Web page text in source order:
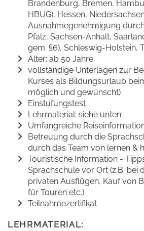
Brandenburg, Bremen,
HBUG), Hessen,
Ausnahmegenehmigung
Pfalz, Sachsen-Anhalt,
gem. §6), Schleswig-Holstein,
Alter: ab 50 Jahre
vollständige Unterlagen zur
Kurses als Bildungsurlaub
möglich und gewünscht)
Einstufungstest
Lehrmaterial: siehe unten
Umfangreiche
Betreuung durch die
durch das Team von lernen &
Touristische Information -
Sprachschule vor Ort (z.B. bei
privaten Ausflügen, Kauf von
für Touren etc.)
Teilnahmezertifikat
LEHRMATERIAL: